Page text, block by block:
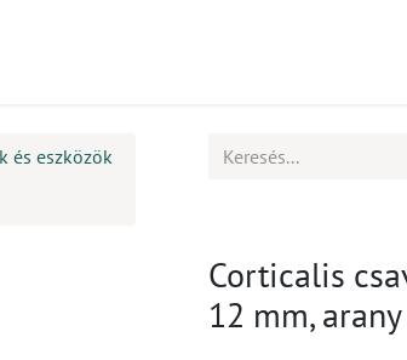
és eszközök
Corticalis
12 mm, arany